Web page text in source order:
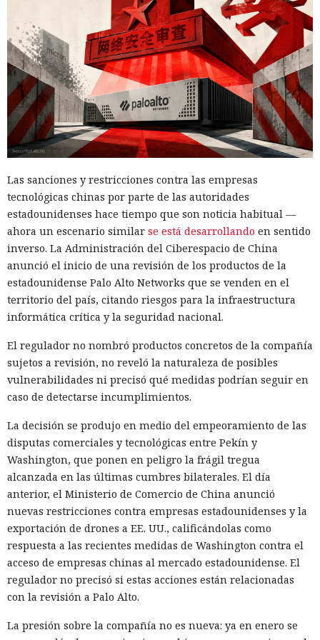
SpecterOps no describe ataques reales que utilicen este
método; se trata de una demostración de laboratorio. Para
reducir el riesgo, la empresa aconseja exigir Extended
Protection for Authentication en el servidor de la base de
WSUS, restringir el acceso de red a ese servidor y supervisar
las llamadas a los procedimientos de creación de grupos y
despliegue de actualizaciones, especialmente si el archivo
termina en .txt o .esd.
¿Dejaste que un agente de IA se
encargara de tu rutina diaria?
Ya vació tus cuentas comprando
en marketplaces y mandó spam
a todos tus contactos
Un comando oculto en hebreo eludió la seguridad de Atlas y
otros navegadores con IA.
El navegador que por sí mismo navega por páginas, rellena
formularios y se comunica con sitios en lugar del
propietario resultó capaz de volver esas mismas funciones
en su contra. En la conferencia de ciberseguridad Black Hat,
especialistas de la empresa Zenity mostraron cómo el
navegador Atlas de OpenAI fue engañado para enviar
Amazon sin el conocimiento del usuario.
Las sanciones y restricciones contra las empresas
tecnológicas chinas por parte de las autoridades
estadounidenses hace tiempo que son noticia habitual —
ahora un escenario similar se está desarrollando en sentido
inverso. La Administración del Ciberespacio de China
anunció el inicio de una revisión de los productos de la
estadounidense Palo Alto Networks que se venden en el
territorio del país, citando riesgos para la infraestructura
informática crítica y la seguridad nacional.
El regulador no nombró productos concretos de la compañía
sujetos a revisión, no reveló la naturaleza de posibles
vulnerabilidades ni precisó qué medidas podrían seguir en
caso de detectarse incumplimientos.
La decisión se produjo en medio del empeoramiento de las
disputas comerciales y tecnológicas entre Pekín y
Washington, que ponen en peligro la frágil tregua
alcanzada en las últimas cumbres bilaterales. El día
anterior, el Ministerio de Comercio de China anunció
nuevas restricciones contra empresas estadounidenses y la
exportación de drones a EE. UU., calificándolas como
respuesta a las recientes medidas de Washington contra el
acceso de empresas chinas al mercado estadounidense. El
regulador no precisó si estas acciones están relacionadas
con la revisión a Palo Alto.
La presión sobre la compañía no es nueva: ya en enero se